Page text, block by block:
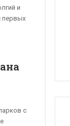
и
первых
с